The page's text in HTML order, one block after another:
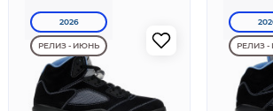
2026
РЕЛИЗ - ИЮНЬ РЕЛИЗ